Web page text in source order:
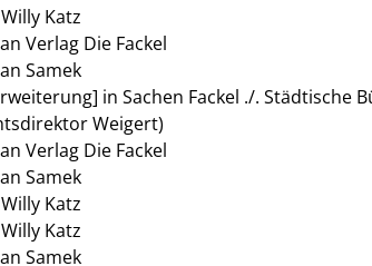
Katz
Verlag Die Fackel
Samek
in Sachen Fackel ./. Städtische
Weigert)
Verlag Die Fackel
Samek
Katz
Katz
Samek